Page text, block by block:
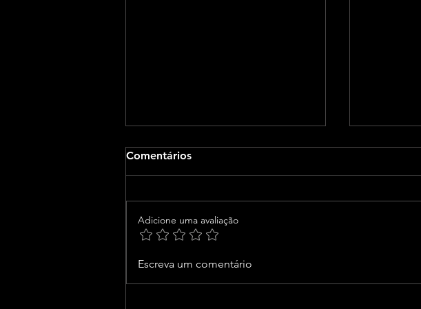
Aiba e Instituto Aiba elegem
Comentários
Adicione uma avaliação
Escreva um comentário